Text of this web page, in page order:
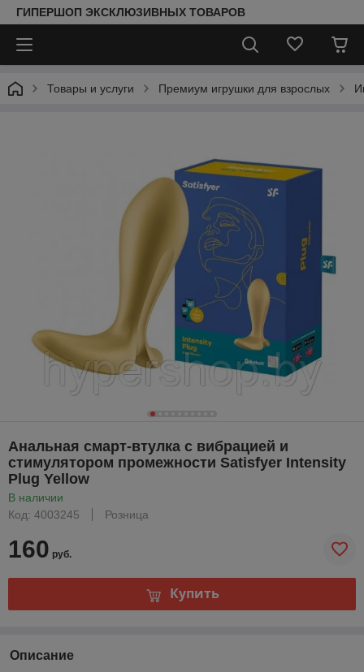
ГИПЕРШОП ЭКСКЛЮЗИВНЫХ ТОВАРОВ
Товары и услуги Премиум игрушки для взрослых
Анальная смарт-втулка с вибрацией и
стимулятором промежности Satisfyer Intensity
Plug Yellow
В наличии
Код: 4003245
Розница
160 руб.
Купить
Описание